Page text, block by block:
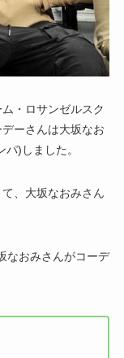
・ロサンゼルスク
ーさんは大坂なお
)しました。
、大坂なおみさん
なおみさんがコーデ